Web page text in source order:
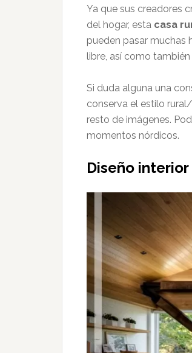
Ya que sus creadores
del hogar, esta casa
pueden pasar muchas
libre, así como también
Si duda alguna una
conserva el estilo
resto de imágenes.
momentos nórdicos.
Diseño